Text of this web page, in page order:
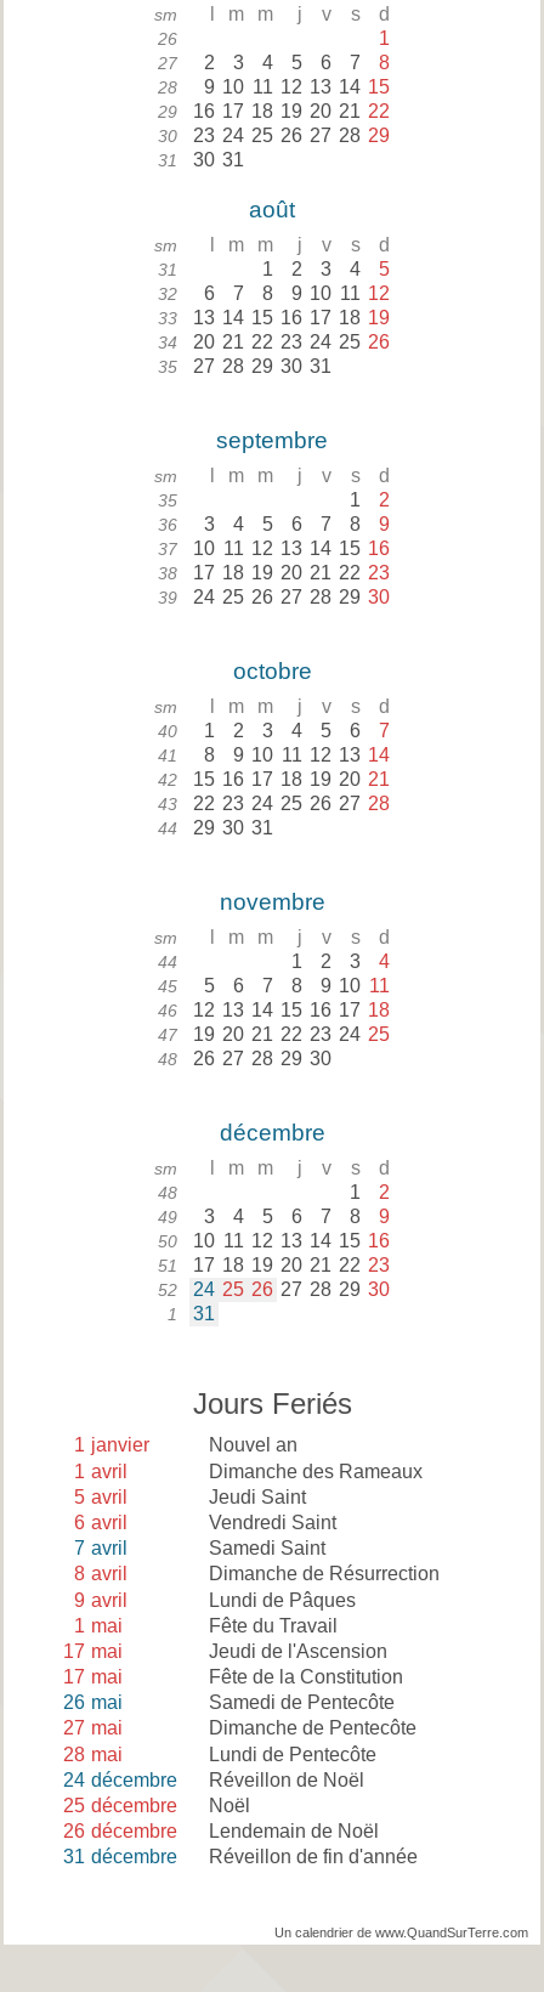
sm m m j v s d
26 1
27 2 3 4 5 6 7 8
28 9 10 11 12 13 14 15
29 16 17 18 19 20 21 22
30 23 24 25 26 27 28 29
31 30 31
août
sm m m j v s d
31 1 2 3 4 5
32 6 7 8 9 10 11 12
33 13 14 15 16 17 18 19
34 20 21 22 23 24 25 26
35 27 28 29 30 31
septembre
sm m m j v s d
35 1 2
36 3 4 5 6 7 8 9
37 10 11 12 13 14 15 16
38 17 18 19 20 21 22 23
39 24 25 26 27 28 29 30
octobre
sm m m j v s d
40 1 2 3 4 5 6 7
41 8 9 10 11 12 13 14
42 15 16 17 18 19 20 21
43 22 23 24 25 26 27 28
44 29 30 31
novembre
sm m m j v s d
44 1 2 3 4
45 5 6 7 8 9 10 11
46 12 13 14 15 16 17 18
47 19 20 21 22 23 24 25
48 26 27 28 29 30
décembre
sm m m j v s d
48 1 2
49 3 4 5 6 7 8 9
50 10 11 12 13 14 15 16
51 17 18 19 20 21 22 23
52 24 25 26 27 28 29 30
1 31
Jours Feriés
1 janvier
Nouvel an
1 avril
Dimanche des Rameaux
5 avril
Jeudi Saint
6 avril
Vendredi Saint
7 avril
Samedi Saint
8 avril
Dimanche de Résurrection
9 avril
Lundi de Pâques
1 mai
Fête du Travail
17 mai
Jeudi de l'Ascension
17 mai
Fête de la Constitution
26 mai
Samedi de Pentecôte
27 mai
Dimanche de Pentecôte
28 mai
Lundi de Pentecôte
24 décembre
Réveillon de Noël
25 décembre
Noël
26 décembre
Lendemain de Noël
31 décembre Réveillon de fin d'année
Un calendrier de www.QuandSurTerre.com